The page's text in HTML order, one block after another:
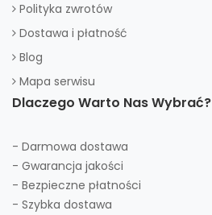
Polityka zwrotów
Dostawa i płatność
Blog
Mapa serwisu
Dlaczego Warto Nas Wybrać?
- Darmowa dostawa
- Gwarancja jakości
- Bezpieczne płatności
- Szybka dostawa